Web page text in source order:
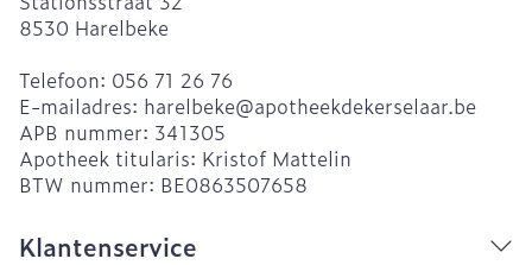
8530 Harelbeke
Telefoon: 056 71 26 76
E-mailadres: harelbeke@apotheekdekerselaar.be
APB nummer: 341305
Apotheek titularis: Kristof Mattelin
BTW nummer: BE0863507658
Klantenservice